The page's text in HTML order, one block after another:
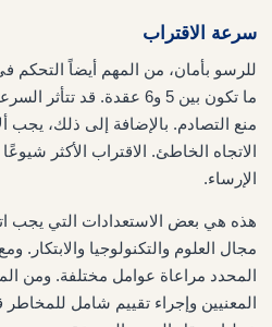
سرعة الاقتراب
للرسو بأمان، من المهم أيضاً التحكم
ما تكون بين 5 و6 عقدة. قد
منع التصادم. بالإضافة إلى ذلك، يجب
الاتجاه الخاطئ. الاقتراب الأكثر
الإرساء.
هذه هي بعض الاستعدادات التي يجب
مجال العلوم والتكنولوجيا والابتكار.
المحدد مراعاة عوامل مختلفة. ومن
المعنيين وإجراء تقييم شامل